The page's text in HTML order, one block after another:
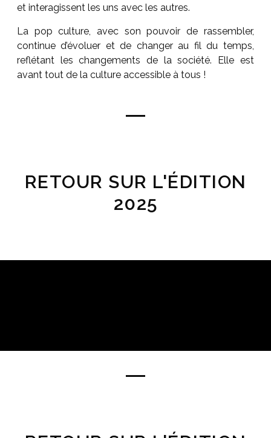
et interagissent les uns avec les autres.
La pop culture, avec son pouvoir de rassembler,
continue d’évoluer et de changer au fil du temps,
reflétant les changements de la société. Elle est
avant tout de la culture accessible à tous !
RETOUR SUR L'ÉDITION
2025